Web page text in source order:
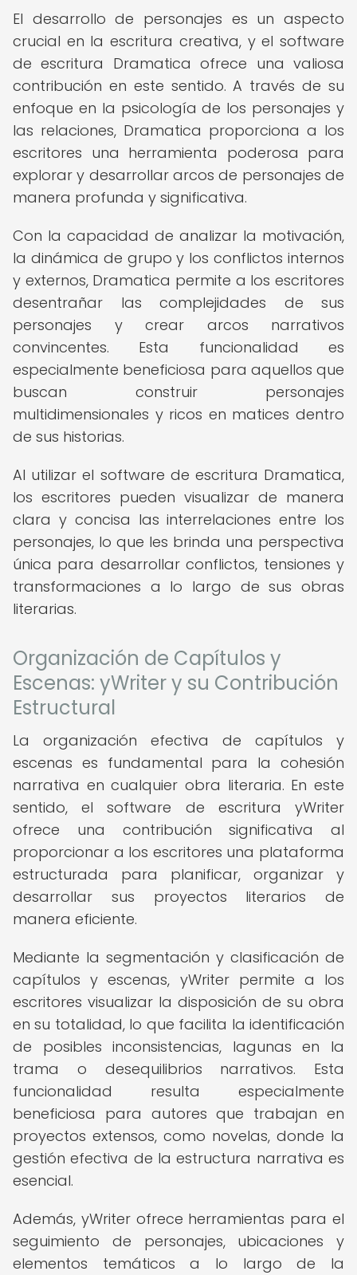
El desarrollo de personajes es un aspecto
crucial en la escritura creativa, y el software
de escritura Dramatica ofrece una valiosa
contribución en este sentido. A través de su
enfoque en la psicología de los personajes y
las relaciones, Dramatica proporciona a los
escritores una herramienta poderosa para
explorar y desarrollar arcos de personajes de
manera profunda y significativa.
Con la capacidad de analizar la motivación,
la dinámica de grupo y los conflictos internos
y externos, Dramatica permite a los escritores
desentrañar las complejidades de sus
personajes y crear arcos narrativos
convincentes. Esta funcionalidad es
especialmente beneficiosa para aquellos que
buscan construir personajes
multidimensionales y ricos en matices dentro
de sus historias.
Al utilizar el software de escritura Dramatica,
los escritores pueden visualizar de manera
clara y concisa las interrelaciones entre los
personajes, lo que les brinda una perspectiva
única para desarrollar conflictos, tensiones y
transformaciones a lo largo de sus obras
literarias.
Organización de Capítulos y
Escenas: yWriter y su Contribución
Estructural
La organización efectiva de capítulos y
escenas es fundamental para la cohesión
narrativa en cualquier obra literaria. En este
sentido, el software de escritura yWriter
ofrece una contribución significativa al
proporcionar a los escritores una plataforma
estructurada para planificar, organizar y
desarrollar sus proyectos literarios de
manera eficiente.
Mediante la segmentación y clasificación de
capítulos y escenas, yWriter permite a los
escritores visualizar la disposición de su obra
en su totalidad, lo que facilita la identificación
de posibles inconsistencias, lagunas en la
trama o desequilibrios narrativos. Esta
funcionalidad resulta especialmente
beneficiosa para autores que trabajan en
proyectos extensos, como novelas, donde la
gestión efectiva de la estructura narrativa es
esencial.
Además, yWriter ofrece herramientas para el
seguimiento de personajes, ubicaciones y
elementos temáticos a lo largo de la